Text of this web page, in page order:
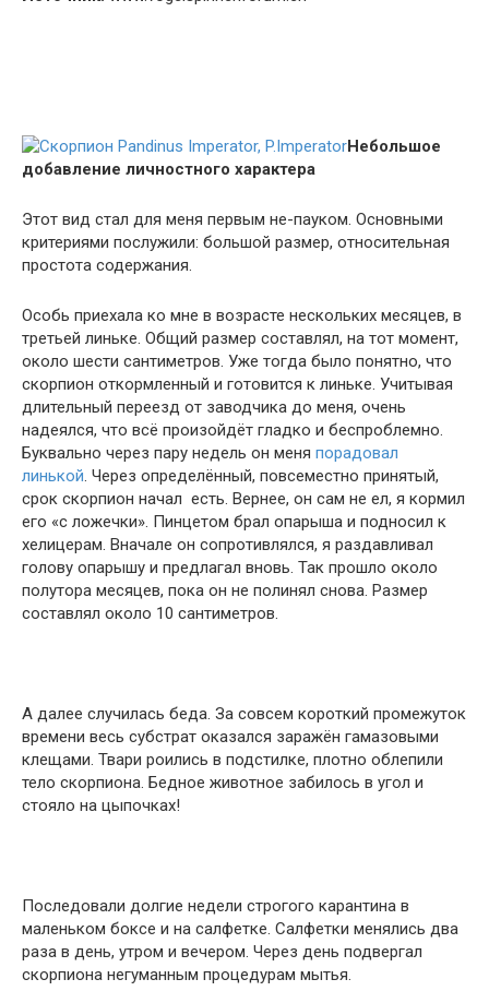
Небольшое
добавление личностного характера
Этот вид стал для меня первым не-пауком. Основными
критериями послужили: большой размер, относительная
простота содержания.
Особь приехала ко мне в возрасте нескольких месяцев, в
третьей линьке. Общий размер составлял, на тот момент,
около шести сантиметров. Уже тогда было понятно, что
скорпион откормленный и готовится к линьке. Учитывая
длительный переезд от заводчика до меня, очень
надеялся, что всё произойдёт гладко и беспроблемно.
Буквально через пару недель он меня порадовал
линькой. Через определённый, повсеместно принятый,
срок скорпион начал есть. Вернее, он сам не ел, я кормил
его «с ложечки». Пинцетом брал опарыша и подносил к
хелицерам. Вначале он сопротивлялся, я раздавливал
голову опарышу и предлагал вновь. Так прошло около
полутора месяцев, пока он не полинял снова. Размер
составлял около 10 сантиметров.
А далее случилась беда. За совсем короткий промежуток
времени весь субстрат оказался заражён гамазовыми
клещами. Твари роились в подстилке, плотно облепили
тело скорпиона. Бедное животное забилось в угол и
стояло на цыпочках!
Последовали долгие недели строгого карантина в
маленьком боксе и на салфетке. Салфетки менялись два
раза в день, утром и вечером. Через день подвергал
скорпиона негуманным процедурам мытья.